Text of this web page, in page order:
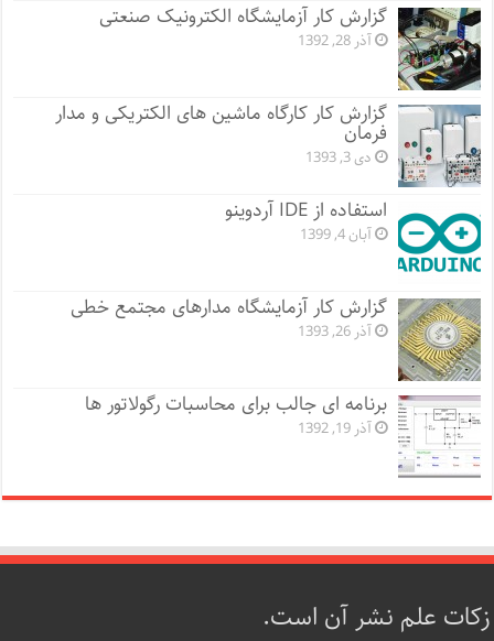
گزارش کار آزمایشگاه الکترونیک صنعتی
آذر 28, 1392
گزارش کار کارگاه ماشین های الکتریکی و مدار
فرمان
دی 3, 1393
استفاده از IDE آردوینو
آبان 4, 1399
گزارش کار آزمایشگاه مدارهای مجتمع خطی
آذر 26, 1393
برنامه ای جالب برای محاسبات رگولاتور ها
آذر 19, 1392
زکات علم نشر آن است.